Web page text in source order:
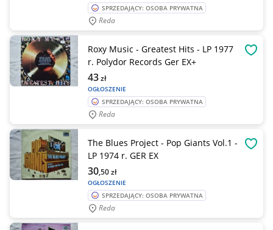
SPRZEDAJĄCY: OSOBA PRYWATNA
Reda
Roxy Music - Greatest Hits - LP 1977
r. Polydor Records Ger EX+
OGŁOSZENIE
43zł
SPRZEDAJĄCY: OSOBA PRYWATNA
Reda
The Blues Project - Pop Giants Vol.1 -
LP 1974 r. GER EX
OGŁOSZENIE
30,50zł
SPRZEDAJĄCY: OSOBA PRYWATNA
Reda